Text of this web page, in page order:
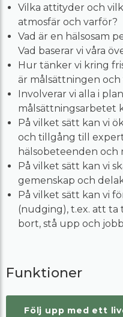
Vilka attityder och
atmosfär och varför?
Vad är en hälsosam
Vad baserar vi våra
Hur tänker vi kring
är målsättningen och
Involverar vi alla i
målsättningsarbetet
På vilket sätt kan vi
och tillgång till
hälsobeteenden och
På vilket sätt kan vi
gemenskap och
På vilket sätt kan vi
(nudging), t.ex. att ta
bort, stå upp och
Funktioner
Följ upp med ett